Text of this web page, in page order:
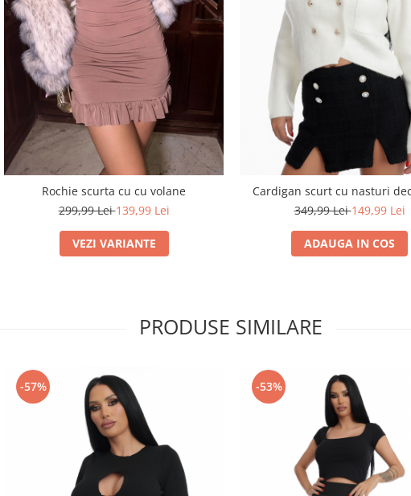
Rochie scurta cu cu volane
299,99 Lei139,99 Lei
VEZI VARIANTE
Cardigan scurt cu nasturi
349,99 Lei149,99 Lei
ADAUGA IN COS
PRODUSE SIMILARE
-57% -53%